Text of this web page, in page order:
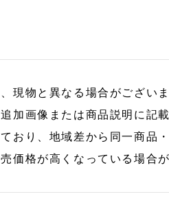
現物と異なる場合がございま
加画像または商品説明に記
おり、地域差から同一商品
価格が高くなっている場合